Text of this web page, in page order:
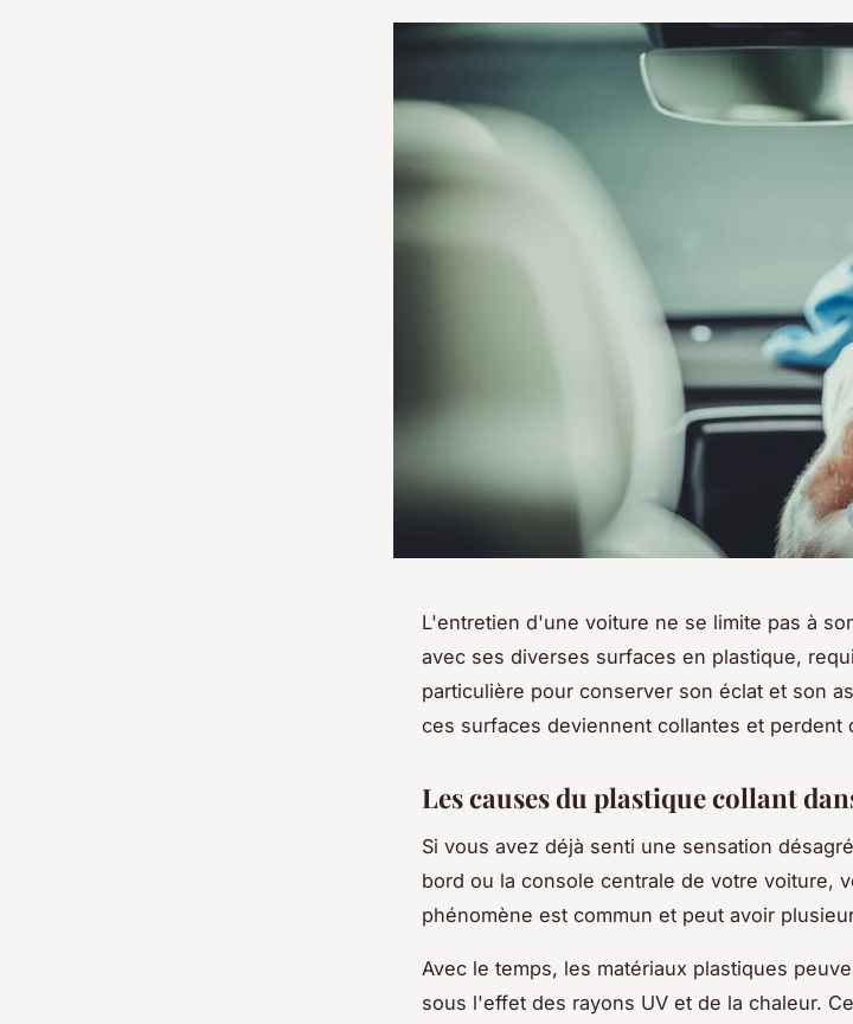
L'entretien d'une voiture ne se limite pas à
avec ses diverses surfaces en plastique,
particulière pour conserver son éclat et son
ces surfaces deviennent collantes et perdent
Les causes du plastique collant
Si vous avez déjà senti une sensation
bord ou la console centrale de votre voiture,
phénomène est commun et peut avoir
Avec le temps, les matériaux plastiques
sous l'effet des rayons UV et de la chaleur.